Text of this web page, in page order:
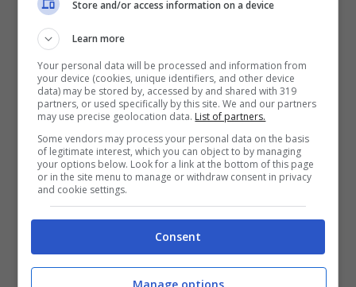
Commissione Provinciale del Lavoro;
– è totalmente errato ritenere che si sia
proceduto a stabilizzare personale assunto
(ex art. 90 del Testo Unico degli Enti Locali) o
che si siano riconosciute mansioni superiori,
dal momento che il giudizio si è svolto in
contesti completamente diversi, ovvero con il
riconoscimento di attività gestionali svolte nel
periodo compreso tra il 2008 e il 2013 con la
Store and/or access information on a device
Learn more
Your personal data will be processed and information from
your device (cookies, unique identifiers, and other device
data) may be stored by, accessed by and shared with 319
partners, or used specifically by this site. We and our partners
may use precise geolocation data. List of partners.
Some vendors may process your personal data on the basis
of legitimate interest, which you can object to by managing
your options below. Look for a link at the bottom of this page
or in the site menu to manage or withdraw consent in privacy
and cookie settings.
Consent